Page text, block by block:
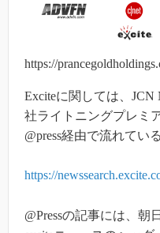
https://
Exciteに関しては、
社ライトニングプレミ
@press経由で流れてい
https://
@Pressの記事には、朝